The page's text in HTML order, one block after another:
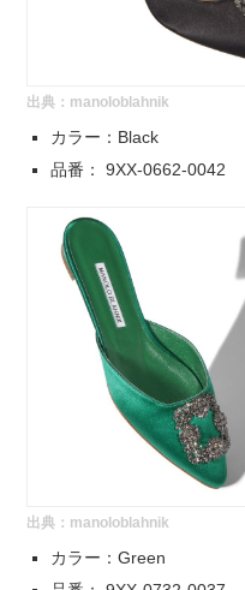
出典： manoloblahnik
カラー：Black
品番： 9XX-0662-0042
出典： manoloblahnik
カラー：Green